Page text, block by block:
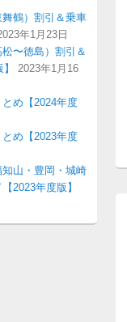
鶴）割引＆乗車
年1月23日
〜徳島）割引＆
2023年1月16
め【2024年度
め【2023年度
山・豊岡・城崎
2023年度版】